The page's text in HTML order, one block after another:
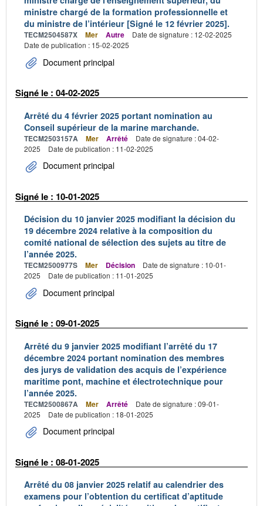
ministre chargé de la formation professionnelle et
du ministre de l’intérieur [Signé le 12 février 2025].
TECM2504587X Mer Autre
Date de signature : 12-02-2025
Date de publication : 15-02-2025
Document principal
Signé le : 04-02-2025
Arrêté du 4 février 2025 portant nomination au
Conseil supérieur de la marine marchande.
TECM2503157A Mer Arrêté
Date de signature : 04-02-
2025
Date de publication : 11-02-2025
Document principal
Signé le : 10-01-2025
Décision du 10 janvier 2025 modifiant la décision du
19 décembre 2024 relative à la composition du
comité national de sélection des sujets au titre de
l’année 2025.
TECM2500977S Mer Décision
Date de signature : 10-01-
2025
Date de publication : 11-01-2025
Document principal
Signé le : 09-01-2025
Arrêté du 9 janvier 2025 modifiant l’arrêté du 17
décembre 2024 portant nomination des membres
des jurys de validation des acquis de l’expérience
maritime pont, machine et électrotechnique pour
l’année 2025.
TECM2500867A Mer Arrêté
Date de signature : 09-01-
2025
Date de publication : 18-01-2025
Document principal
Signé le : 08-01-2025
Arrêté du 08 janvier 2025 relatif au calendrier des
examens pour l’obtention du certificat d’aptitude